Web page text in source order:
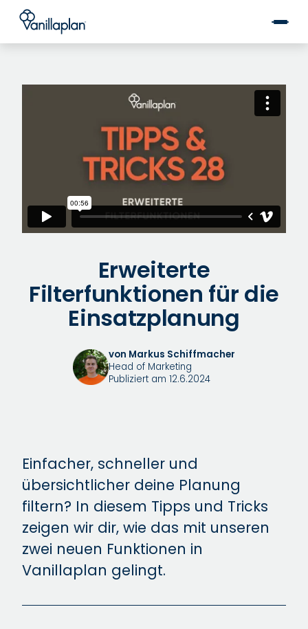
®
Erweiterte
Filterfunktionen für die
Einsatzplanung
von Markus Schiffmacher
Head of Marketing
Publiziert am 12.6.2024
Einfacher, schneller und
übersichtlicher deine Planung
filtern? In diesem Tipps und Tricks
zeigen wir dir, wie das mit unseren
zwei neuen Funktionen in
Vanillaplan gelingt.